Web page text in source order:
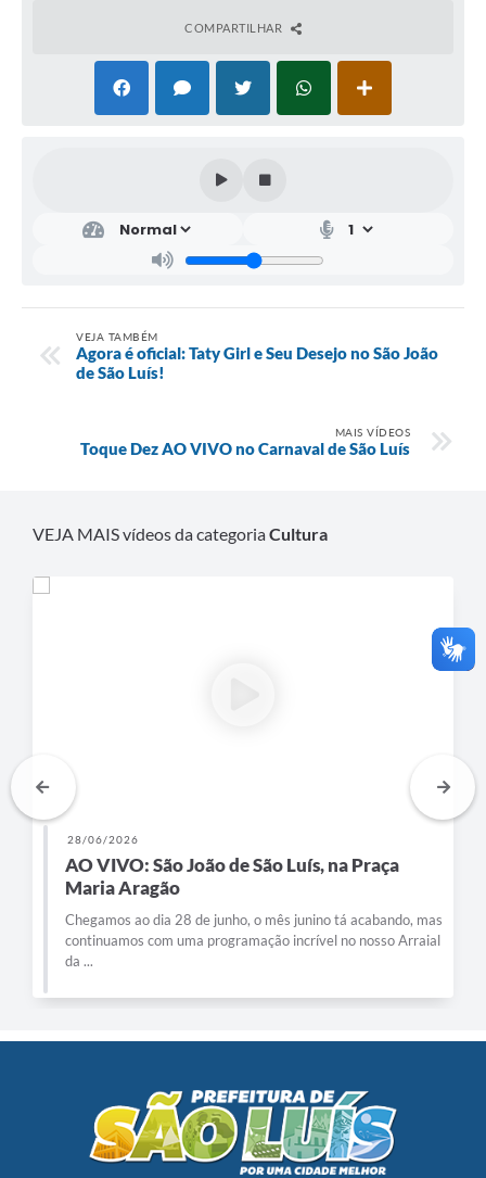
COMPARTILHAR
VEJA TAMBÉM
Agora é oficial: Taty Girl e Seu Desejo no São João
de São Luís!
MAIS VÍDEOS
Toque Dez AO VIVO no Carnaval de São Luís
VEJA MAIS vídeos da categoriaCultura
28/06/2026
AO VIVO: São João de São Luís, na Praça
Maria Aragão
Chegamos ao dia 28 de junho, o mês junino tá acabando, mas
continuamos com uma programação incrível no nosso Arraial
da ...